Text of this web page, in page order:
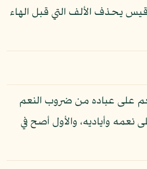
يحذف الألف التي قبل الهاء
على عباده من ضروب النعم
على نعمه وأياديه، والأول أصح في